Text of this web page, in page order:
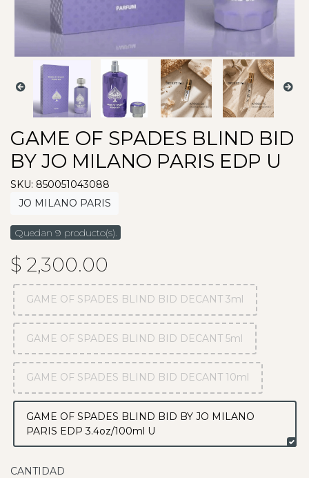
GAME OF SPADES BLIND BID
BY JO MILANO PARIS EDP U
SKU: 850051043088
JO MILANO PARIS
Quedan 9 producto(s).
$ 2,300.00
GAME OF SPADES BLIND BID DECANT 3ml
GAME OF SPADES BLIND BID DECANT 5ml
GAME OF SPADES BLIND BID DECANT 10ml
GAME OF SPADES BLIND BID BY JO MILANO
PARIS EDP 3.4oz/100ml U
CANTIDAD